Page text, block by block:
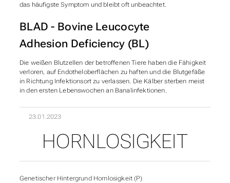
das häufigste Symptom und bleibt oft unbeachtet.
BLAD - Bovine Leucocyte
Adhesion Deficiency (BL)
Die weißen Blutzellen der betroffenen Tiere haben die Fähigkeit
verloren, auf Endotheloberflächen zu haften und die Blutgefäße
in Richtung Infektionsort zu verlassen. Die Kälber sterben meist
in den ersten Lebenswochen an Banalinfektionen.
23.01.2023
HORNLOSIGKEIT
Genetischer Hintergrund Hornlosigkeit (P)